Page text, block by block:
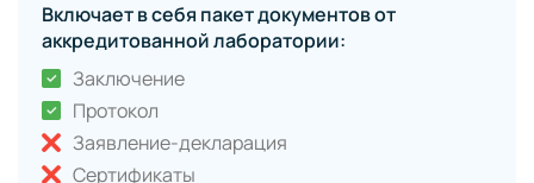
Включает в себя пакет документов от
аккредитованной лаборатории:
Заключение
Протокол
Заявление-декларация
Сертификаты